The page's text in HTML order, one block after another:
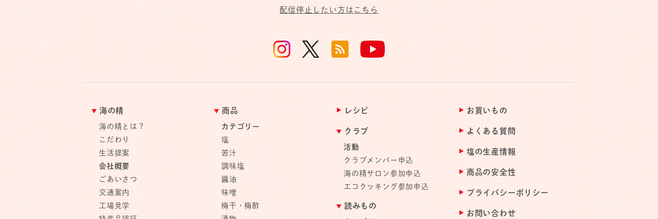
配信停止したい方はこちら
海の精
海の精とは？
こだわり
生活提案
会社概要
ごあいさつ
交通案内
工場見学
商品
カテゴリー
塩
苦汁
調味塩
醤油
味噌
梅干・梅酢
レシピ
クラブ
活動
クラブメンバー申込
海の精サロン参加申込
エコクッキング参加申込
読みもの
お買いもの
よくある質問
塩の生産情報
商品の安全性
プライバシーポリシー
お問い合わせ